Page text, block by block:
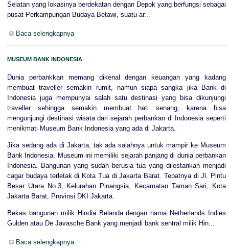
Selatan yang lokasinya berdekatan dengan Depok yang berfungsi sebagai
pusat Perkampungan Budaya Betawi, suatu ar...
Baca selengkapnya
MUSEUM BANK INDONESIA
Dunia perbankkan memang dikenal dengan keuangan yang kadang
membuat traveller semakin rumit, namun siapa sangka jika Bank di
Indonesia juga mempunyai salah satu destinasi yang bisa dikunjungi
traveller sehingga semakin membuat hati senang, karena bisa
mengunjungi destinasi wisata dari sejarah perbankan di Indonesia seperti
menikmati Museum Bank Indonesia yang ada di Jakarta.
Jika sedang ada di Jakarta, tak ada salahnya untuk mampir ke Museum
Bank Indonesia. Museum ini memiliki sejarah panjang di dunia perbankan
Indonesia. Bangunan yang sudah berusia tua yang dilestarikan menjadi
cagar budaya terletak di Kota Tua di Jakarta Barat. Tepatnya di Jl. Pintu
Besar Utara No.3, Kelurahan Pinangsia, Kecamatan Taman Sari, Kota
Jakarta Barat, Provinsi DKI Jakarta.
Bekas bangunan milik Hindia Belanda dengan nama Netherlands Indies
Gulden atau De Javasche Bank yang menjadi bank sentral milik Hin...
Baca selengkapnya